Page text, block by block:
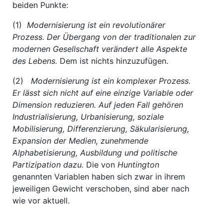
beiden Punkte:
(1) Modernisierung ist ein revolutionärer
Prozess. Der Übergang von der traditionalen zur
modernen Gesellschaft verändert alle Aspekte
des Lebens. Dem ist nichts hinzuzufügen.
(2) Modernisierung ist ein komplexer Prozess.
Er lässt sich nicht auf eine einzige Variable oder
Dimension reduzieren. Auf jeden Fall gehören
Industrialisierung, Urbanisierung, soziale
Mobilisierung, Differenzierung, Säkularisierung,
Expansion der Medien, zunehmende
Alphabetisierung, Ausbildung und politische
Partizipation dazu. Die von Huntington
genannten Variablen haben sich zwar in ihrem
jeweiligen Gewicht verschoben, sind aber nach
wie vor aktuell.